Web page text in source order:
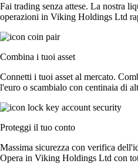
Fai trading senza attese. La nostra
operazioni in Viking Holdings Ltd
Combina i tuoi asset
Connetti i tuoi asset al mercato.
l'euro o scambialo con centinaia di
Proteggi il tuo conto
Massima sicurezza con verifica
Opera in Viking Holdings Ltd con